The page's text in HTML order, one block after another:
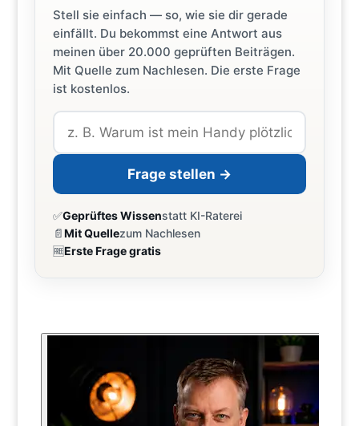
Stell sie einfach — so, wie sie dir gerade
einfällt. Du bekommst eine Antwort aus
meinen über 20.000 geprüften Beiträgen.
Mit Quelle zum Nachlesen. Die erste Frage
ist kostenlos.
Frage stellen →
✅Geprüftes Wissenstatt KI-Raterei
📄Mit Quellezum Nachlesen
🆓Erste Frage gratis